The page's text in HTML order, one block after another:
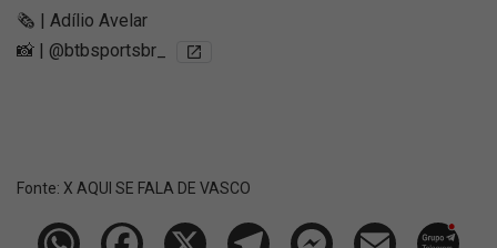
🗞️ | Adílio Avelar
📸 | @btbsportsbr_
Fonte: X AQUI SE FALA DE VASCO